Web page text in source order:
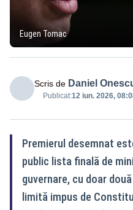
Eugen Tomac
Scris de Daniel
Publicat:12 iun. 2026,
Premierul desemnat
public lista finală de
guvernare, cu doar
limită impus de